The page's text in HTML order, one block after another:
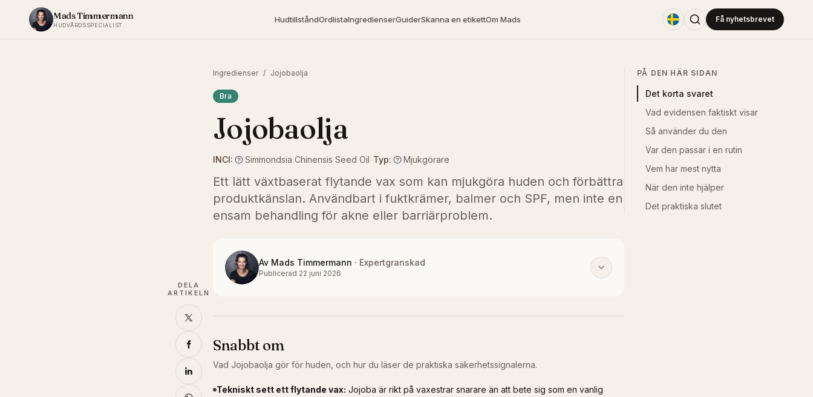
Hoppa till innehållet
Mads Timmermann
HUDVÅRDSSPECIALIST
HudtillståndOrdlistaIngredienserGuiderSkanna en etikettOm Mads Få nyhetsbrevet
PÅ DEN HÄR SIDAN
Det korta svaret
Vad evidensen faktiskt visar
Så använder du den
Var den passar i en rutin
Vem har mest nytta
När den inte hjälper
Det praktiska slutet
Ingredienser / Jojobaolja
Bra
Jojobaolja
INCI: Simmondsia Chinensis Seed Oil-Typ: Mjukgörare
Ett lätt växtbaserat flytande vax som kan mjukgöra huden och förbättra
produktkänslan. Användbart i fuktkrämer, balmer och SPF, men inte en
ensam behandling för akne eller barriärproblem.
Av Mads Timmermann · Expertgranskad
Publicerad 22 juni 2026
Snabbt om
Vad Jojobaolja gör för huden, och hur du läser de praktiska säkerhetssignalerna.
Tekniskt sett ett flytande vax: Jojoba är rikt på vaxestrar snarare än att bete sig som en vanlig
DELA
ARTIKELN